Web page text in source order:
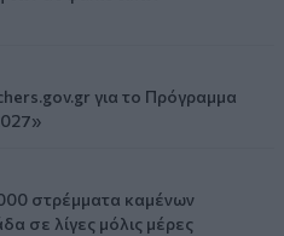
για το Πρόγραμμα
στρέμματα καμένων
σε λίγες μόλις μέρες